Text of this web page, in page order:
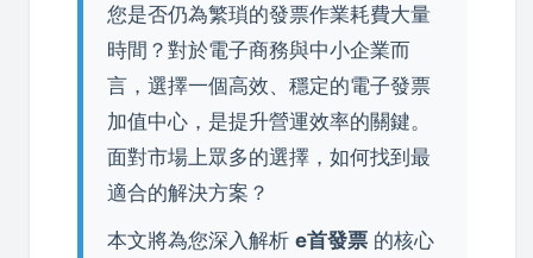
您是否仍為繁瑣的發票作業耗費大量
時間？對於電子商務與中小企業而
言，選擇一個高效、穩定的電子發票
加值中心，是提升營運效率的關鍵。
面對市場上眾多的選擇，如何找到最
適合的解決方案？
本文將為您深入解析 e首發票 的核心